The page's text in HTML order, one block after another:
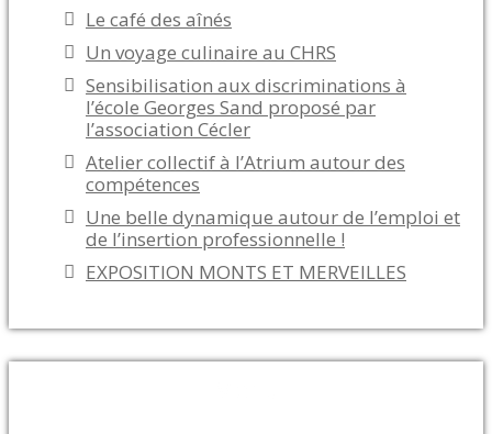
Le café des aînés
Un voyage culinaire au CHRS
Sensibilisation aux discriminations à
l’école Georges Sand proposé par
l’association Cécler
Atelier collectif à l’Atrium autour des
compétences
Une belle dynamique autour de l’emploi et
de l’insertion professionnelle !
EXPOSITION MONTS ET MERVEILLES